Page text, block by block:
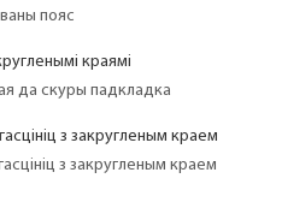
пояс
да скуры падкладка
з закругленым краем